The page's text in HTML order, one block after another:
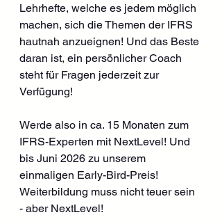
Lehrhefte, welche es jedem möglich
machen, sich die Themen der IFRS
hautnah anzueignen! Und das Beste
daran ist, ein persönlicher Coach
steht für Fragen jederzeit zur
Verfügung!
Werde also in ca. 15 Monaten zum
IFRS-Experten mit NextLevel! Und
bis Juni 2026 zu unserem
einmaligen Early-Bird-Preis!
Weiterbildung muss nicht teuer sein
- aber NextLevel!